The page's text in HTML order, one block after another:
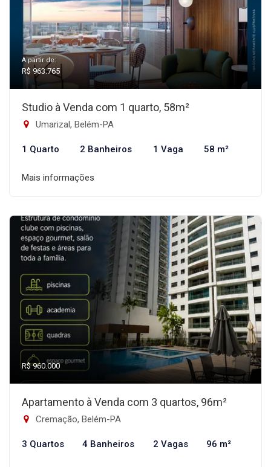
A partir de:
R$ 963.765
Studio à Venda com 1 quarto, 58m²
Umarizal, Belém-PA
1 Quarto 2 Banheiros 1 Vaga 58 m²
Mais informações
R$ 960.000
Apartamento à Venda com 3 quartos, 96m²
Cremação, Belém-PA
3 Quartos 4 Banheiros 2 Vagas 96 m²